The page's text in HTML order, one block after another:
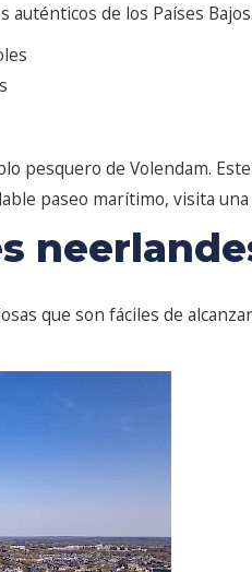
auténticos de los Países Bajos.
pesquero de Volendam.
paseo marítimo, visita
que son fáciles de